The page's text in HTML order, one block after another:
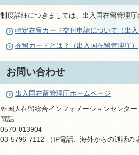
制度詳細につきましては、出入国在留管理庁
特定在留カード交付申請について（出入
在留カードとは？（出入国在留管理庁）
お問い合わせ
出入国在留管理庁ホームページ
外国人在留総合インフォメーションセンター
電話
0570-013904
03-5796-7112 （IP電話、海外からの通話の